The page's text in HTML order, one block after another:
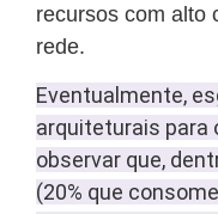
recursos com alto
rede.
Eventualmente,
arquiteturais para
observar que,
(20% que